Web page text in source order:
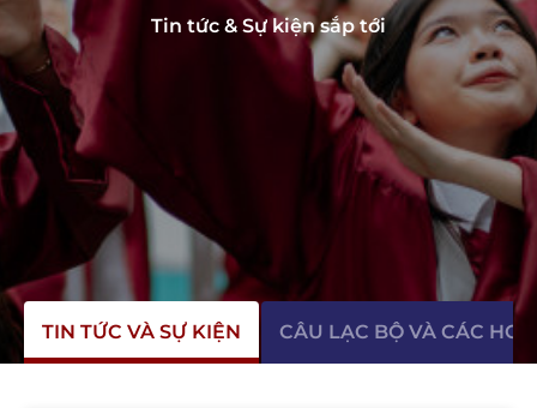
Tin tức & Sự kiện sắp tới
TIN TỨC VÀ SỰ KIỆN CÂU LẠC BỘ VÀ CÁC